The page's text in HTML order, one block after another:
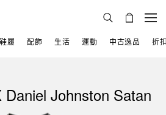
鞋履 配飾 生活 運動 中古逸品 折
Johnston Satan